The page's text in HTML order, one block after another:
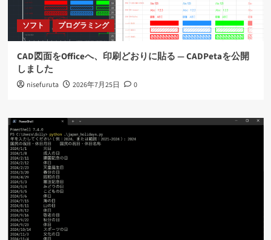
ソフト プログラミング
CAD図面をOfficeへ、印刷どおりに貼る ― CADPetaを公開
しました
nisefuruta 2026年7月25日 0